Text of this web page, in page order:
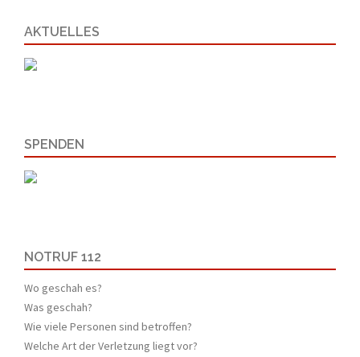
AKTUELLES
SPENDEN
NOTRUF 112
Wo geschah es?
Was geschah?
Wie viele Personen sind betroffen?
Welche Art der Verletzung liegt vor?